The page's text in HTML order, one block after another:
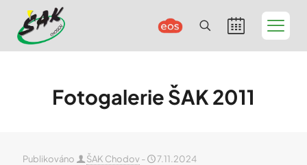
Fotogalerie ŠAK 2011
Publikováno ŠAK Chodov- 7.11.2024